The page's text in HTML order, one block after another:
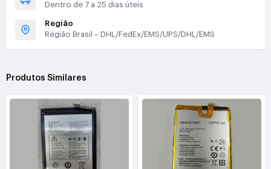
Dentro de 7 a 25 dias úteis
Região
Região Brasil – DHL/FedEx/EMS/UPS/DHL/EMS
Produtos Similares